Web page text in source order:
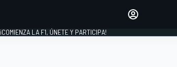
¡COMIENZA LA F1, ÚNETE Y PARTICIPA!